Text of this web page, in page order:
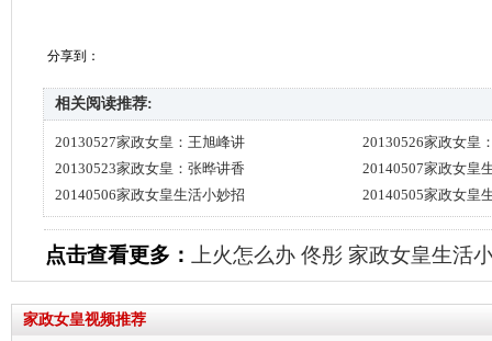
分享到：
相关阅读推荐:
20130527家政女皇：王旭峰讲
20130526家政女皇
20130523家政女皇：张晔讲香
20140507家政女皇
20140506家政女皇生活小妙招
20140505家政女皇
点击查看更多： 上火怎么办 佟彤 家政女皇生活
家政女皇视频推荐